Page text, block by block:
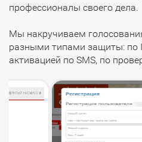
профессионалы своего дела.
Мы накручиваем
разными типами защиты: по
активацией по SMS, по